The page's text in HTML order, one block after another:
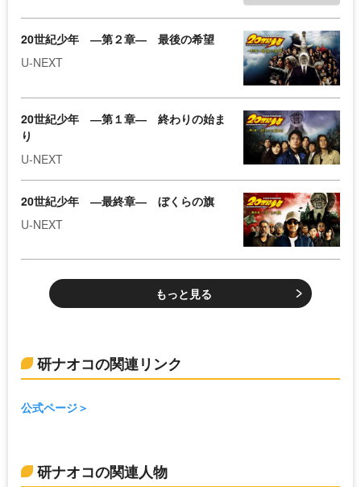
20世紀少年 ―第２章― 最後の希望
U-NEXT
20世紀少年 ―第１章― 終わりの始ま
り
U-NEXT
20世紀少年 ―最終章― ぼくらの旗
U-NEXT
もっと見る
研ナオコの関連リンク
公式ページ
研ナオコの関連人物